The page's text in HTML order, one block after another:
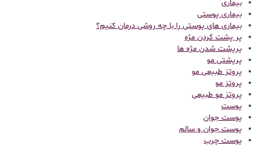
بیماری
بیماری پوستی
بیماری های پوستی را با چه روشی درمان کنیم؟
پر پشت کردن مژه
پرپشت شدن مژه ها
پرپشتی مو
پروتز طبیعی مو
پروتز مو
پروتز مو طبیعی
پوست
پوست جوان
پوست جوان و سالم
پوست چرب